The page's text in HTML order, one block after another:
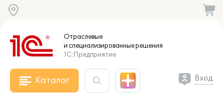
Отраслевые
и специализированныерешения
1С:Предприятие
Каталог Вход